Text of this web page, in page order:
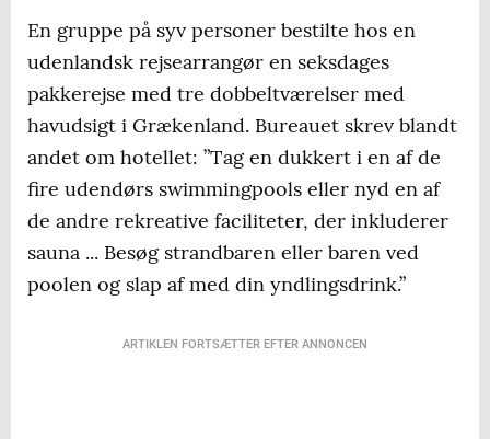
En gruppe på syv personer bestilte hos en
udenlandsk rejsearrangør en seksdages
pakkerejse med tre dobbeltværelser med
havudsigt i Grækenland. Bureauet skrev blandt
andet om hotellet: ”Tag en dukkert i en af de
fire udendørs swimmingpools eller nyd en af
de andre rekreative faciliteter, der inkluderer
sauna ... Besøg strandbaren eller baren ved
poolen og slap af med din yndlingsdrink.”
ARTIKLEN FORTSÆTTER EFTER ANNONCEN